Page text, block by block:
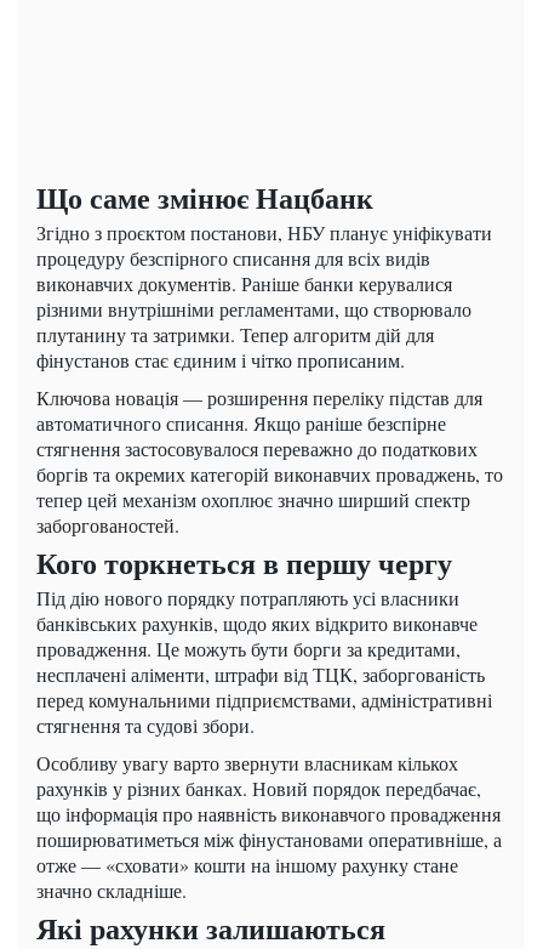
Що саме змінює Нацбанк
Згідно з проєктом постанови, НБУ планує уніфікувати
процедуру безспірного списання для всіх видів
виконавчих документів. Раніше банки керувалися
різними внутрішніми регламентами, що створювало
плутанину та затримки. Тепер алгоритм дій для
фінустанов стає єдиним і чітко прописаним.
Ключова новація — розширення переліку підстав для
автоматичного списання. Якщо раніше безспірне
стягнення застосовувалося переважно до податкових
боргів та окремих категорій виконавчих проваджень, то
тепер цей механізм охоплює значно ширший спектр
заборгованостей.
Кого торкнеться в першу чергу
Під дію нового порядку потрапляють усі власники
банківських рахунків, щодо яких відкрито виконавче
провадження. Це можуть бути борги за кредитами,
несплачені аліменти, штрафи від ТЦК, заборгованість
перед комунальними підприємствами, адміністративні
стягнення та судові збори.
Особливу увагу варто звернути власникам кількох
рахунків у різних банках. Новий порядок передбачає,
що інформація про наявність виконавчого провадження
поширюватиметься між фінустановами оперативніше, а
отже — «сховати» кошти на іншому рахунку стане
значно складніше.
Які рахунки залишаються